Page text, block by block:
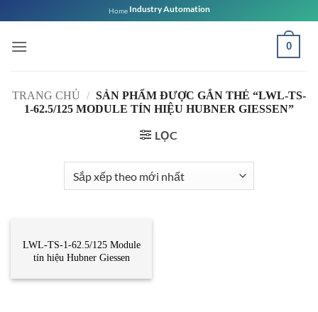
qua
nội
Home Industry Automation
0
TRANG CHỦ / SẢN PHẨM ĐƯỢC GẮN THẺ “LWL-TS-
1-62.5/125 MODULE TÍN HIỆU HUBNER GIESSEN”
LỌC
LWL-TS-1-62.5/125 Module
tín hiệu Hubner Giessen